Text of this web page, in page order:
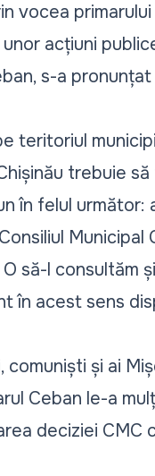
vocea
acțiuni
s-a
teritoriul
trebuie
în felul următor:
Municipal
să-l consultăm
în acest sens
și ai
Ceban le-a
deciziei